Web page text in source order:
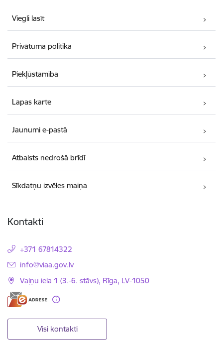
Viegli lasīt
Privātuma politika
Piekļūstamība
Lapas karte
Jaunumi e-pastā
Atbalsts nedrošā brīdī
Sīkdatņu izvēles maiņa
Kontakti
+371 67814322
E-pasts:
info@viaa.gov.lv
Vaļņu iela 1 (3.-6. stāvs), Rīga, LV-1050
Visi kontakti